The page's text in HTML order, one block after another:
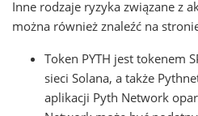
Inne rodzaje ryzyka związane z
można również znaleźć na
Token PYTH jest tokenem
sieci Solana, a także
aplikacji Pyth Network